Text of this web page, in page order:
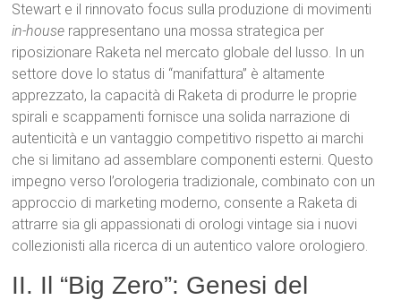
Stewart e il rinnovato focus sulla produzione di movimenti
in-house rappresentano una mossa strategica per
riposizionare Raketa nel mercato globale del lusso. In un
settore dove lo status di “manifattura” è altamente
apprezzato, la capacità di Raketa di produrre le proprie
spirali e scappamentifornisce una solida narrazione di
autenticità e un vantaggio competitivo rispetto ai marchi
che si limitano ad assemblare componenti esterni. Questo
impegno verso l’orologeria tradizionale, combinato con un
approccio di marketing moderno, consente a Raketa di
attrarre sia gli appassionati di orologi vintage sia i nuovi
collezionisti alla ricerca di un autentico valore orologiero.
II. Il “Big Zero”: Genesi del